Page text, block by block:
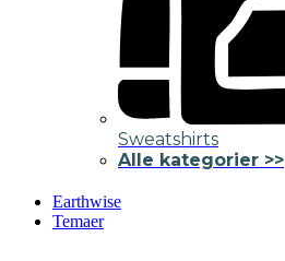
Sweatshirts
Alle kategorier >>
Earthwise
Temaer